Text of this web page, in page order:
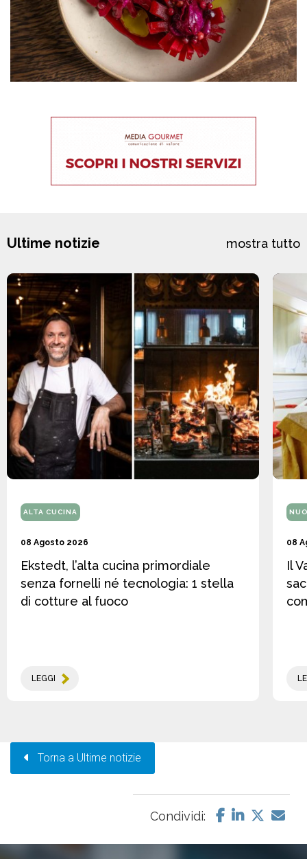
Ultime notizie mostra tutto
ALTA CUCINA
08 Agosto 2026
Ekstedt, l’alta cucina primordiale
senza fornelli né tecnologia: 1 stella
di cotture al fuoco
LEGGI
08
Il
Torna a Ultime notizie
Condividi: